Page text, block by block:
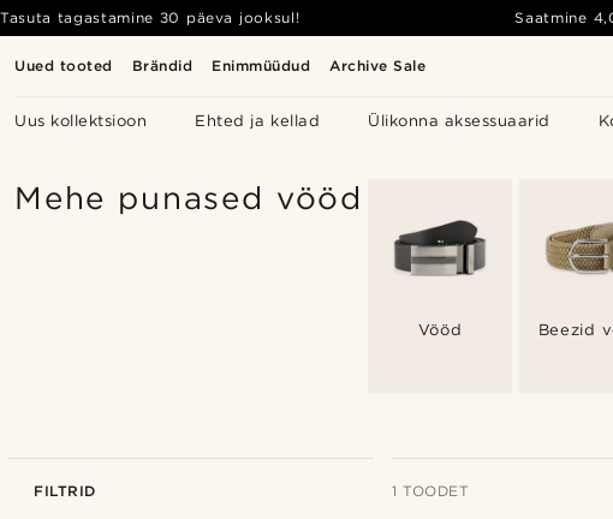
Uued tooted Brändid Enimmüüdud Archive Sale
Uus kollektsioon Ehted ja kellad Ülikonna aksessuaarid
Tasuta tagastamine 30 päeva jooksul! Saatmine
Mehe punased vööd
Vööd Beezid
FILTRID 1 TOODET